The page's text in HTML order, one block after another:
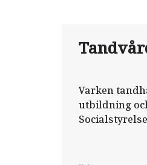
Varken
utbildning